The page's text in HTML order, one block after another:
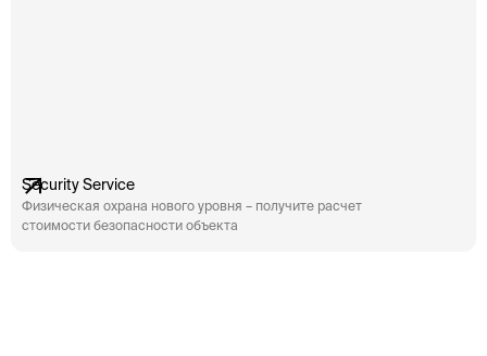
Security Service
Физическая охрана нового уровня – получите расчет
стоимости безопасности объекта